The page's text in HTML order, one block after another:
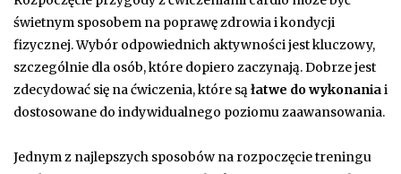
świetnym sposobem na poprawę zdrowia i kondycji
fizycznej. Wybór odpowiednich aktywności jest kluczowy,
szczególnie dla osób, które dopiero zaczynają. Dobrze jest
zdecydować się na ćwiczenia, które sąłatwe do wykonaniai
dostosowane do indywidualnego poziomu zaawansowania.
Jednym z najlepszych sposobów na rozpoczęcie treningu